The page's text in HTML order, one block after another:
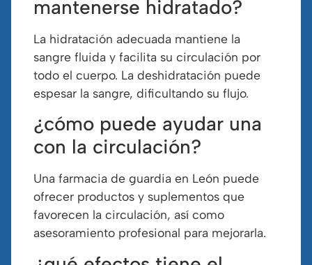
mantenerse hidratado?
La hidratación adecuada mantiene la
sangre fluida y facilita su circulación por
todo el cuerpo. La deshidratación puede
espesar la sangre, dificultando su flujo.
¿cómo puede ayudar una
con la circulación?
Una farmacia de guardia en León puede
ofrecer productos y suplementos que
favorecen la circulación, así como
asesoramiento profesional para mejorarla.